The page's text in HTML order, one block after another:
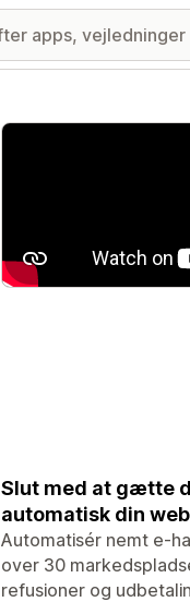
Galleri med udvalgte
Slut med at gætte
automatisk din
Automatisér nemt e-
over 30
refusioner og